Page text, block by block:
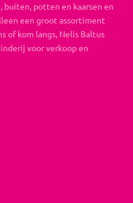
potten en kaarsen en
een groot assortiment
of kom langs, Nelis Baltus
voor verkoop en